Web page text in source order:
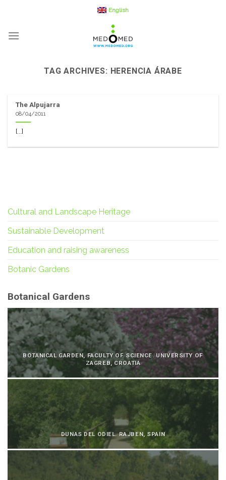
content
English
TAG ARCHIVES: HERENCIA ÁRABE
The Alpujarra
08/04/2011
[...]
Cultural and Landscape Heritage
Sustainable Development
Education and raising awareness
Botanic Gardens
Botanical Gardens
BOTANICAL GARDEN, FACULTY OF SCIENCE. UNIVERSITY OF
ZAGREB, CROATIA
DUNAS DEL ODIEL. RAJBEN, SPAIN